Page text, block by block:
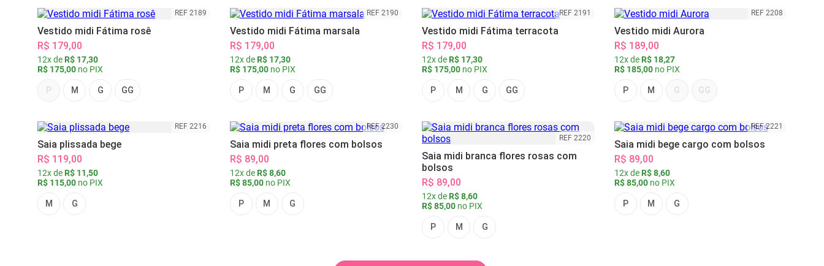
REF 2189
Vestido midi Fátima rosê
R$ 179,00
12x de R$ 17,30
R$ 175,00 no PIX
P M G GG
REF 2190
Vestido midi Fátima marsala
R$ 179,00
12x de R$ 17,30
R$ 175,00no PIX
P M G GG
REF 2191
Vestido midi Fátima terracota
R$ 179,00
12x de R$ 17,30
R$ 175,00 no PIX
P M G GG
REF 2208
Vestido midi Aurora
R$ 189,00
12x de R$ 18,27
R$ 185,00no PIX
P M G GG
REF 2216
Saia plissada bege
R$ 119,00
12x de R$ 11,50
R$ 115,00 no PIX
M G
REF 2230
Saia midi preta flores com bolsos
R$ 89,00
12x de R$ 8,60
R$ 85,00no PIX
P M G
REF 2220
Saia midi branca flores rosas com
bolsos
R$ 89,00
12x de R$ 8,60
R$ 85,00 no PIX
P M G
REF 2221
Saia midi bege cargo com bolsos
R$ 89,00
12x de R$ 8,60
R$ 85,00no PIX
P M G